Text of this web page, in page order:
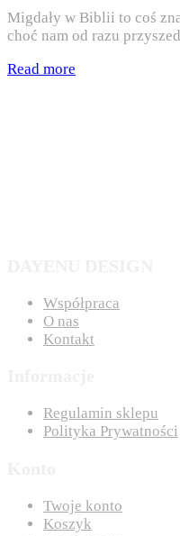
Migdały w Biblii to coś
choć nam od razu
Read more
Współpraca
O nas
Kontakt
Regulamin sklepu
Polityka Prywatności
Twoje konto
Koszyk